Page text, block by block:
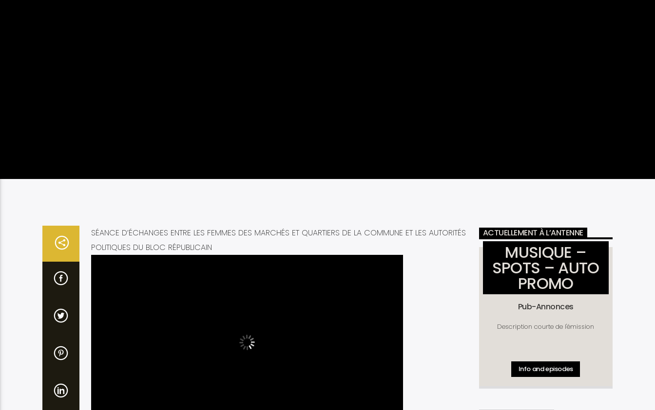
SÉANCE D’ÉCHANGES ENTRE LES FEMMES DES MARCHÉS ET QUARTIERS DE LA COMMUNE ET LES AUTORITÉS
POLITIQUES DU BLOC RÉPUBLICAIN
ACTUELLEMENT À L’ANTENNE
MUSIQUE –
SPOTS – AUTO
PROMO
Pub-Annonces
Description courte de l'émission
Info and episodes